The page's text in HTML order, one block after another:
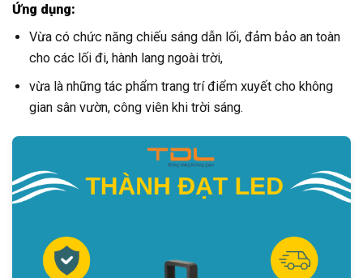
Ứng dụng:
Vừa có chức năng chiếu sáng dẫn lối, đảm bảo an toàn
cho các lối đi, hành lang ngoài trời,
vừa là những tác phẩm trang trí điểm xuyết cho không
gian sân vườn, công viên khi trời sáng.